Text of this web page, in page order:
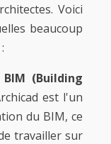
Voici
beaucoup
(Building
est l'un
du BIM, ce
travailler sur